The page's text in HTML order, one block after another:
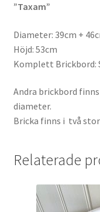
”Taxam”
Diameter: 39cm +
Höjd: 53cm
Komplett Brickbord:
Andra brickbord
diameter.
Bricka finns i två
Relaterade